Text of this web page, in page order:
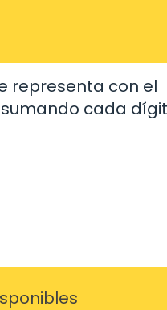
representa con el
sumando cada